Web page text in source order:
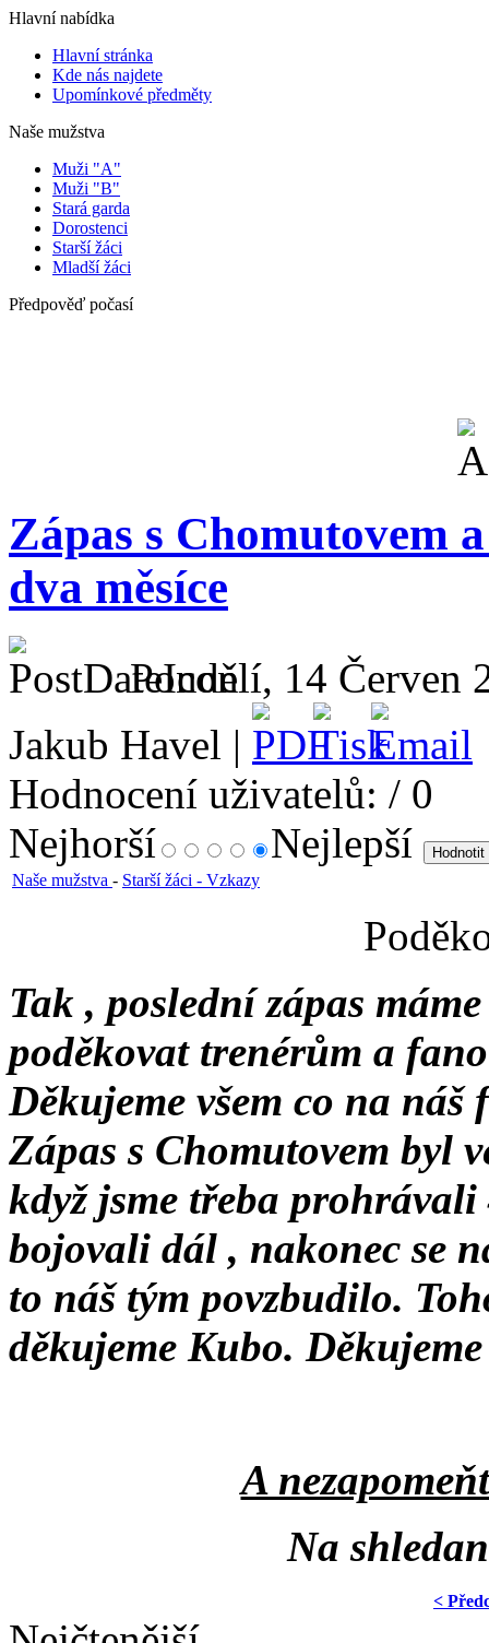
Hlavní nabídka
Hlavní stránka
Kde nás najdete
Upomínkové předměty
Naše mužstva
Muži "A"
Muži "B"
Stará garda
Dorostenci
Starší žáci
Mladší žáci
Předpověď počasí
Zápas s Chomutovem
dva měsíce
Pondělí, 14 Červen
Jakub Havel |
Hodnocení uživatelů: / 0
Nejhorší
Nejlepší
Naše mužstva - Starší žáci - Vzkazy
Tak , poslední zápas
poděkovat trenérům a
Děkujeme všem co na
Zápas s Chomutovem byl
když jsme třeba
bojovali dál , nakonec se
to náš tým povzbudilo.
děkujeme Kubo. Děkujeme
A
Na
<